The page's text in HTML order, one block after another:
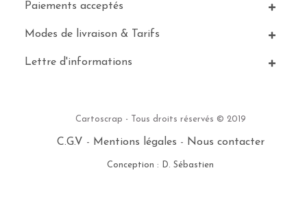
Paiements acceptés
Modes de livraison & Tarifs
Lettre d'informations
Cartoscrap - Tous droits réservés © 2019
C.G.V - Mentions légales - Nous contacter
Conception : D. Sébastien